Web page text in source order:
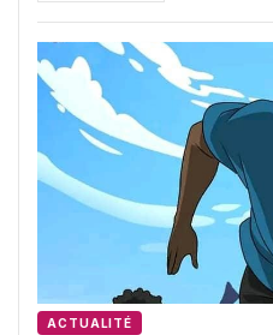
ACTUALITÉ